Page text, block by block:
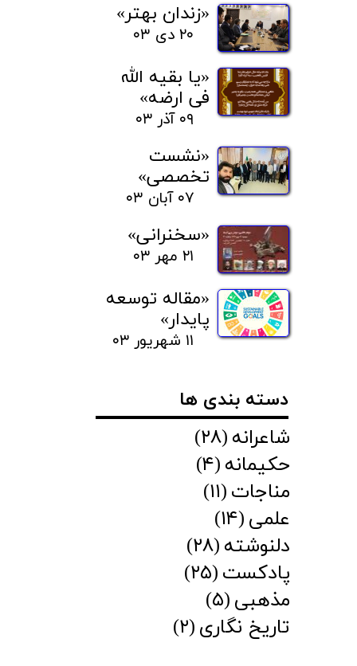
«زندان بهتر»
۲۰ دی ۰۳
«یا بقیه الله
فی ارضه»
۰۹ آذر ۰۳
«نشست
تخصصی»
۰۷ آبان ۰۳
«سخنرانی»
۲۱ مهر ۰۳
«مقاله توسعه
پایدار»
۱۱ شهریور ۰۳
شاعرانه (۲۸)
حکیمانه (۴)
مناجات (۱۱)
علمی (۱۴)
دلنوشته (۲۸)
پادکست (۲۵)
مذهبی (۵)
تاریخ نگاری (۲)
دسته بندی ها